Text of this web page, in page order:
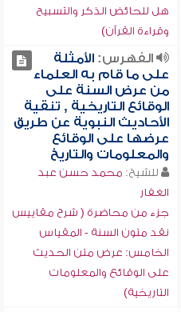
هل للحائض الذكر والتسبيح
وقراءة القرآن)
الفهرس:الأمثلة
على ما قام به العلماء
من عرض السنة على
الوقائع التاريخية , تنقية
الأحاديث النبوية عن طريق
عرضها على الوقائع
والمعلومات والتاريخ
للشيخ: محمد حسن عبد
الغفار
جزء من محاضرة ( شرح مقاييس
نقد متون السنة - المقياس
الخامس: عرض متن الحديث
على الوقائع والمعلومات
التاريخية)